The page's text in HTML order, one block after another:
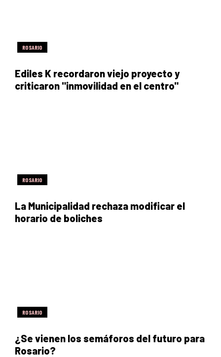
ROSARIO
Ediles K recordaron viejo proyecto y
criticaron "inmovilidad en el centro"
ROSARIO
La Municipalidad rechaza modificar el
horario de boliches
ROSARIO
¿Se vienen los semáforos del futuro para
Rosario?